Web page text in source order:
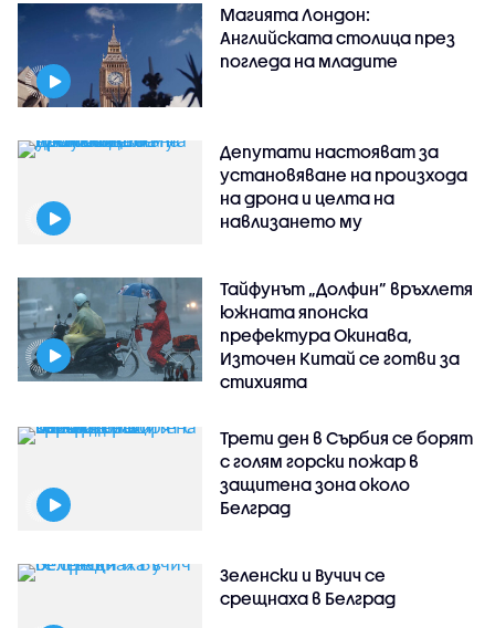
Магията Лондон:
Английската столица през
погледа на младите
Депутати настояват за
установяване на произхода
на дрона и целта на
навлизането му
Тайфунът „Долфин” връхлетя
южната японска
префектура Окинава,
Източен Китай се готви за
стихията
Трети ден в Сърбия се борят
с голям горски пожар в
защитена зона около
Белград
Зеленски и Вучич се
срещнаха в Белград